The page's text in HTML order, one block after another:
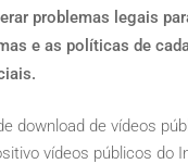
problemas legais
e as políticas de
download de vídeos
vídeos públicos do